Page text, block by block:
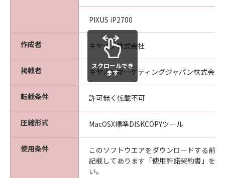
PIXUS iP2700
作成者 キヤノン株式会社
掲載者 キヤノンマーケティングジャパン株式会社
転載条件 許可無く転載不可
圧縮形式 MacOSX標準DISKCOPYツール
使用条件
このソフトウエアをダウンロードする前
記載してあります「使用許諾契約書」を
い。
スクロールでき
ます